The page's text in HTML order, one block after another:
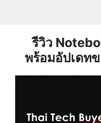
รีวิว
พร้อมอัปเดท